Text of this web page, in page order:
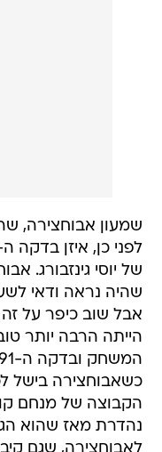
שמעון אבוחצירה,
של יוסי גינזבורג.
שהיה נראה ודאי
הייתה הרבה יותר
הקבוצה של מנחם
נהדרת מאז שהוא